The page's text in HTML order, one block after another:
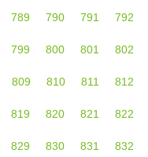
789 790 791 792
799 800 801 802
809 810 811 812
819 820 821 822
829 830 831 832